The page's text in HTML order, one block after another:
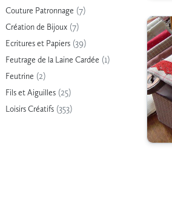
Couture Patronnage (7)
Création de Bijoux (7)
Ecritures et Papiers (39)
Feutrage de la Laine Cardée (1)
Feutrine (2)
Fils et Aiguilles (25)
Loisirs Créatifs (353)